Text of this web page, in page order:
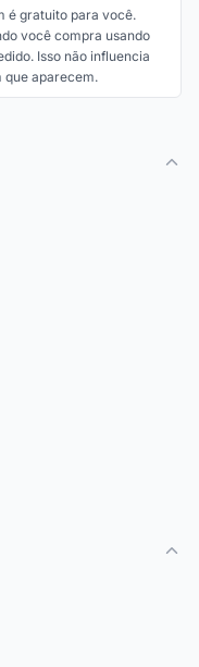
é gratuito para você.
você compra usando
Isso não influencia
que aparecem.